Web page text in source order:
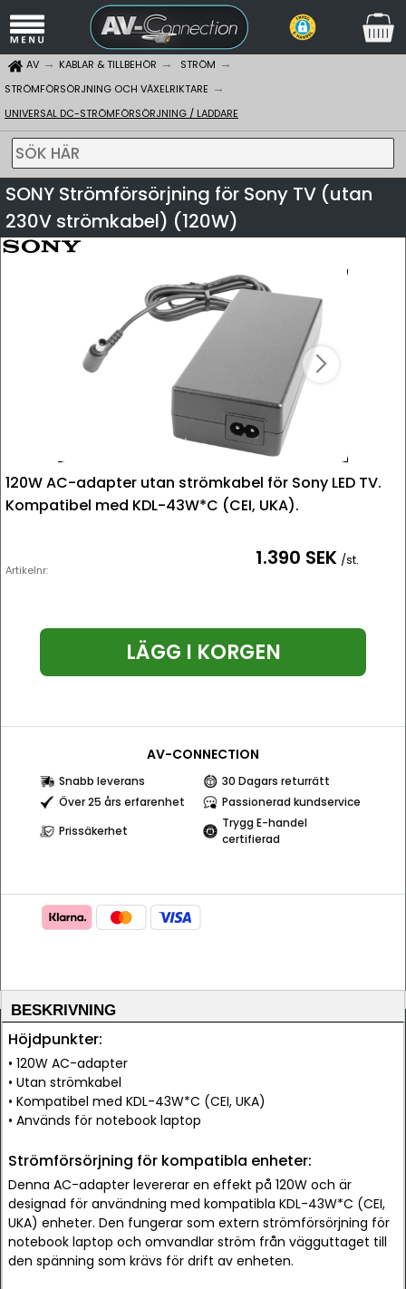
AV KABLAR & TILLBEHÖR
STRÖM
STRÖMFÖRSÖRJNING OCH VÄXELRIKTARE
UNIVERSAL DC-STRÖMFÖRSÖRJNING / LADDARE
SÖK HÄR
SONY Strömförsörjning för Sony TV (utan
230V strömkabel) (120W)
120W AC-adapter utan strömkabel för Sony LED TV.
Kompatibel med KDL-43W*C (CEI, UKA).
Artikelnr: 1.390 SEK /st.
LÄGG I KORGEN
AV-CONNECTION
Snabb leverans
30 Dagars returrätt
Över 25 års erfarenhet
Passionerad kundservice
Prissäkerhet
Trygg E-handel
certifierad
BESKRIVNING
Höjdpunkter:
• 120W AC-adapter
• Utan strömkabel
• Kompatibel med KDL-43W*C (CEI, UKA)
• Används för notebook laptop
Strömförsörjning för kompatibla enheter:
Denna AC-adapter levererar en effekt på 120W och är
designad för användning med kompatibla KDL-43W*C (CEI,
UKA) enheter. Den fungerar som extern strömförsörjning för
notebook laptop och omvandlar ström från vägguttaget till
den spänning som krävs för drift av enheten.